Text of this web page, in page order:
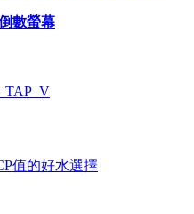
數螢幕
值的好水選擇